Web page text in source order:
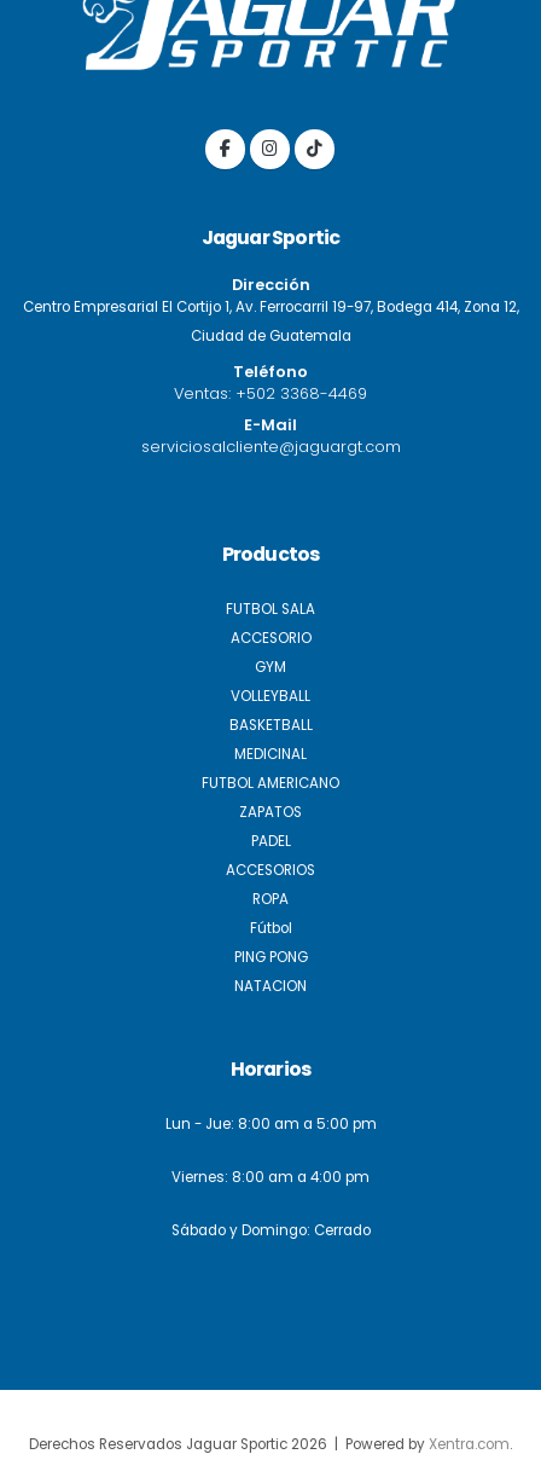
Jaguar Sportic
Dirección
Centro Empresarial El Cortijo 1, Av. Ferrocarril 19-97, Bodega 414, Zona 12,
Ciudad de Guatemala
Teléfono
Ventas: +502 3368-4469
E-Mail
serviciosalcliente@jaguargt.com
Productos
FUTBOL SALA
ACCESORIO
GYM
VOLLEYBALL
BASKETBALL
MEDICINAL
FUTBOL AMERICANO
ZAPATOS
PADEL
ACCESORIOS
ROPA
Fútbol
PING PONG
NATACION
Horarios
Lun - Jue: 8:00 am a 5:00 pm
Viernes: 8:00 am a 4:00 pm
Sábado y Domingo: Cerrado
Derechos Reservados Jaguar Sportic 2026 | Powered byXentra.com.